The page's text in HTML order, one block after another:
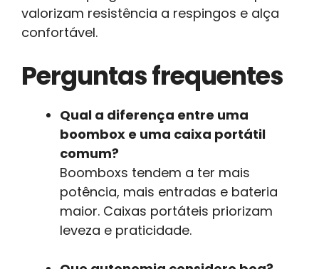
valorizam resistência a respingos e alça
confortável.
Perguntas frequentes
Qual a diferença entre uma
boombox e uma caixa portátil
comum?
Boomboxs tendem a ter mais
potência, mais entradas e bateria
maior. Caixas portáteis priorizam
leveza e praticidade.